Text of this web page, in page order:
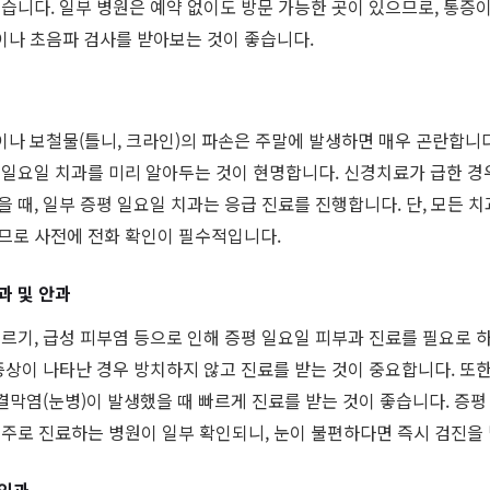
니다. 일부 병원은 예약 없이도 방문 가능한 곳이 있으므로, 통증
나 초음파 검사를 받아보는 것이 좋습니다.
나 보철물(틀니, 크라인)의 파손은 주말에 발생하면 매우 곤란합니
요일 치과를 미리 알아두는 것이 현명합니다. 신경치료가 급한
때, 일부 증평 일요일 치과는 응급 진료를 진행합니다. 단, 모든
로 사전에 전화 확인이 필수적입니다.
및 안과
기, 급성 피부염 등으로 인해 증평 일요일 피부과 진료를 필요로
이 나타난 경우 방치하지 않고 진료를 받는 것이 중요합니다. 또
막염(눈병)이 발생했을 때 빠르게 진료를 받는 것이 좋습니다. 증
로 진료하는 병원이 일부 확인되니, 눈이 불편하다면 즉시 검진을